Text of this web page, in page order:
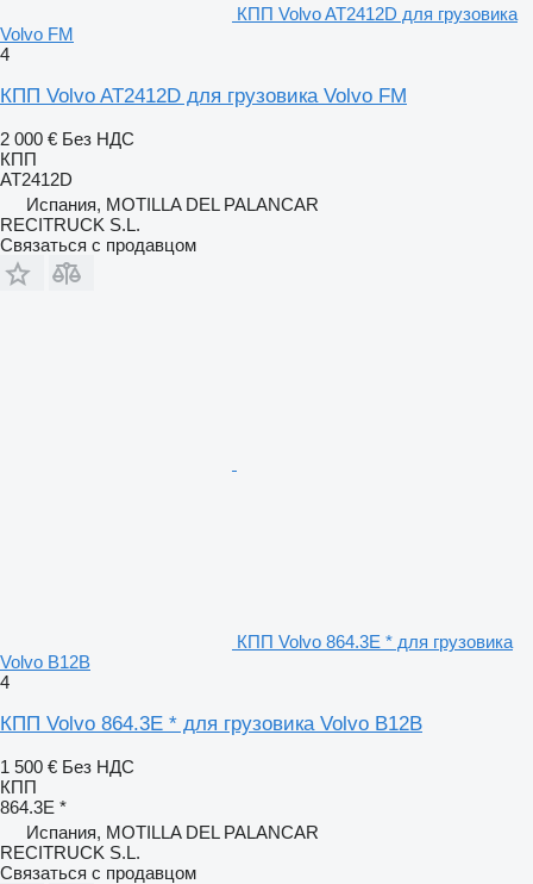
КПП Volvo AT2412D для грузовика
Volvo FM
4
КПП Volvo AT2412D для грузовика Volvo FM
2 000 € Без НДС
КПП
AT2412D
Испания, MOTILLA DEL PALANCAR
RECITRUCK S.L.
Связаться с продавцом
КПП Volvo 864.3E * для грузовика
Volvo B12B
4
КПП Volvo 864.3E * для грузовика Volvo B12B
1 500 € Без НДС
КПП
864.3E *
Испания, MOTILLA DEL PALANCAR
RECITRUCK S.L.
Связаться с продавцом